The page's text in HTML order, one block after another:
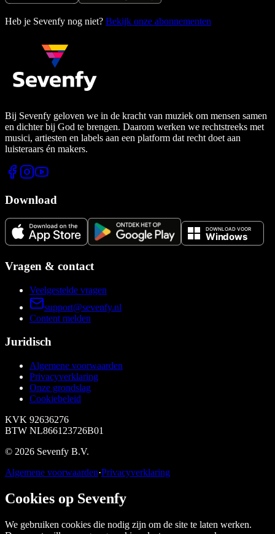
Heb je Sevenfy nog niet? Bekijk onze abonnementen
Bij Sevenfy geloven we in de kracht van muziek om mensen samen
en dichter bij God te brengen. Daarom werken we rechtstreeks met
musici, artiesten en labels aan een platform dat recht doet aan
luisteraars én makers.
Download
Vragen & contact
Veelgestelde vragen
support@sevenfy.nl
Content melden
Juridisch
Algemene voorwaarden
Privacyverklaring
Onze grondslag
Cookiebeleid
KVK 92636276
BTW NL866123726B01
© 2026 Sevenfy B.V.
Algemene voorwaarden·Privacyverklaring
Cookies op Sevenfy
We gebruiken cookies die nodig zijn om de site te laten werken.